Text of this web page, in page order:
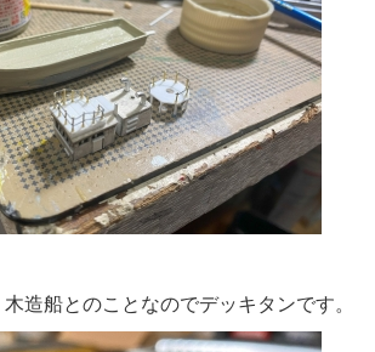
造船とのことなのでデッキタンです。